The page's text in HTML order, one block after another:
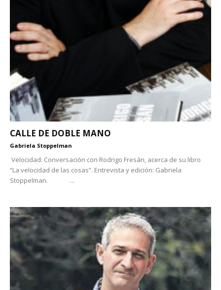
CALLE DE DOBLE MANO
Gabriela Stoppelman
Velocidad: Conversación con Rodrigo Fresán, acerca de su libro
“La velocidad de las cosas”. Entrevista y edición: Gabriela
Stoppelman. ...